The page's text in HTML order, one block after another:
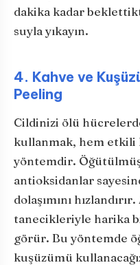
dakika kadar
suyla yıkayın.
4. Kahve ve
Peeling
Cildinizi ölü
kullanmak, hem etkili
yöntemdir.
antioksidanlar
dolaşımını
tanecikleriyle harika
görür. Bu yöntemde
kuşüzümü